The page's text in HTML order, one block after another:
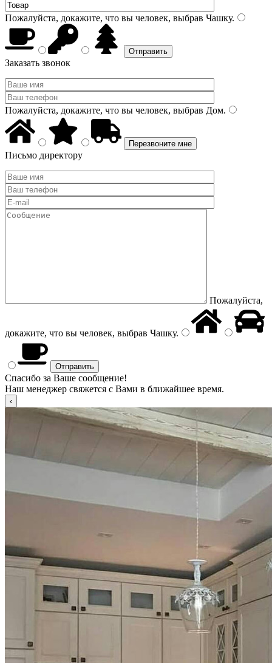
Пожалуйста, докажите, что вы человек, выбрав Чашку.
Заказать звонок
Пожалуйста, докажите, что вы человек, выбрав Дом.
Письмо директору
Пожалуйста,
докажите, что вы человек, выбрав Чашку.
Спасибо за Ваше сообщение!
Наш менеджер свяжется с Вами в ближайшее время.